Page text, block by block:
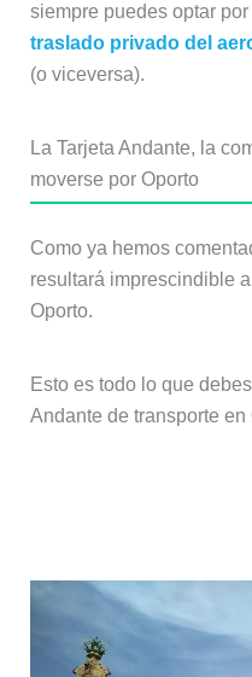
siempre puedes optar por
traslado privado del
(o viceversa).
La Tarjeta Andante, la
moverse por Oporto
Como ya hemos
resultará imprescindible
Oporto.
Esto es todo lo que
Andante de transporte en